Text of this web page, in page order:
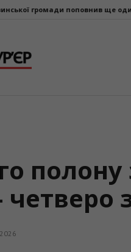
один шкільний автобус Три
четверо